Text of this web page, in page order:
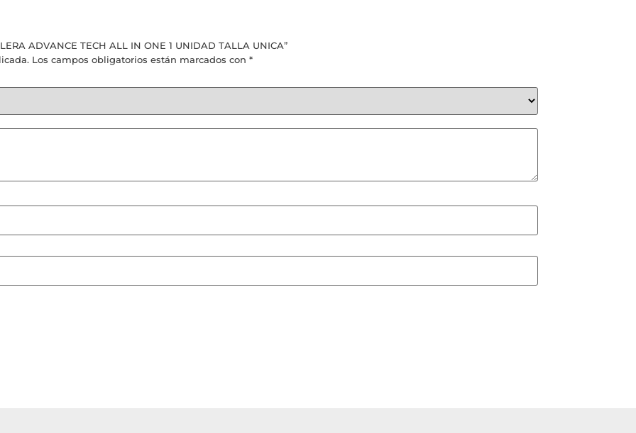
ADVANCE TECH ALL IN ONE 1 UNIDAD TALLA UNICA”
Los campos obligatorios están marcados con *